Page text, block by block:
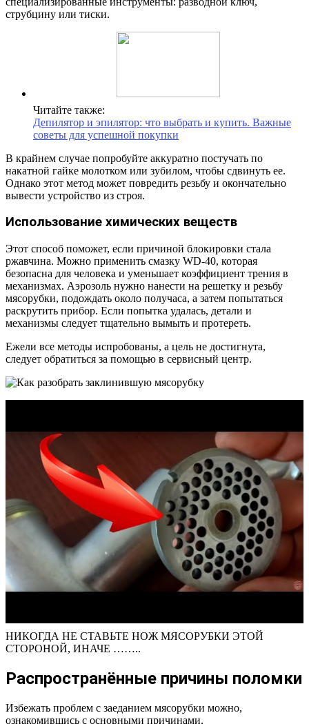
струбцину или тиски.
Читайте также:
Депилятор и эпилятор: что выбрать и купить. Важные
советы для успешной покупки
В крайнем случае попробуйте аккуратно постучать по
накатной гайке молотком или зубилом, чтобы сдвинуть ее.
Однако этот метод может повредить резьбу и окончательно
вывести устройство из строя.
Использование химических веществ
Этот способ поможет, если причиной блокировки стала
ржавчина. Можно применить смазку WD-40, которая
безопасна для человека и уменьшает коэффициент трения в
механизмах. Аэрозоль нужно нанести на решетку и резьбу
мясорубки, подождать около получаса, а затем попытаться
раскрутить прибор. Если попытка удалась, детали и
механизмы следует тщательно вымыть и протереть.
Ежели все методы испробованы, а цель не достигнута,
следует обратиться за помощью в сервисный центр.
НИКОГДА НЕ СТАВЬТЕ НОЖ МЯСОРУБКИ ЭТОЙ
СТОРОНОЙ, ИНАЧЕ ……..
Распространённые причины поломки
Избежать проблем с заеданием мясорубки можно,
ознакомившись с основными причинами.